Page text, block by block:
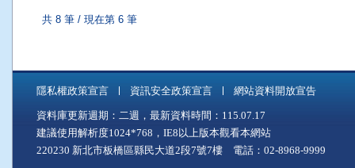
共 8 筆 / 現在第 6 筆
隱私權政策宣言 資訊安全政策宣言 網站資料開放宣告
資料庫更新週期：二週，最新資料時間：115.07.17
建議使用解析度1024*768，IE8以上版本觀看本網站
220230 新北市板橋區縣民大道2段7號7樓 電話：02-8968-9999